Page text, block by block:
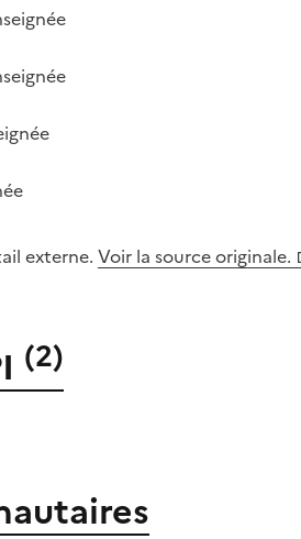
externe. Voir la source originale.
(2)